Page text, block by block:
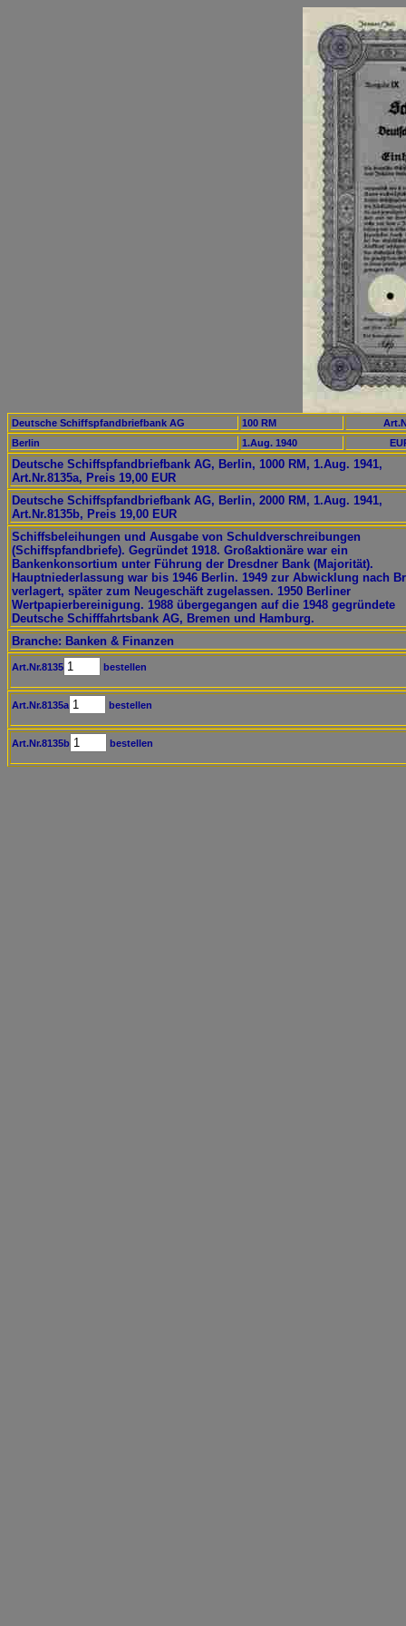
Deutsche Schiffspfandbriefbank AG 100 RM
Berlin
1.Aug. 1940
Deutsche Schiffspfandbriefbank AG, Berlin, 1000 RM, 1.Aug. 1941,
Art.Nr.8135a, Preis 19,00 EUR
Deutsche Schiffspfandbriefbank AG, Berlin, 2000 RM, 1.Aug. 1941,
Art.Nr.8135b, Preis 19,00 EUR
Schiffsbeleihungen und Ausgabe von Schuldverschreibungen
(Schiffspfandbriefe). Gegründet 1918. Großaktionäre war ein
Bankenkonsortium unter Führung der Dresdner Bank (Majorität).
Hauptniederlassung war bis 1946 Berlin. 1949 zur Abwicklung nach
verlagert, später zum Neugeschäft zugelassen. 1950 Berliner
Wertpapierbereinigung. 1988 übergegangen auf die 1948 gegründete
Deutsche Schifffahrtsbank AG, Bremen und Hamburg.
Branche: Banken & Finanzen
Art.Nr.8135 bestellen
Art.Nr.8135a bestellen
Art.Nr.8135b bestellen